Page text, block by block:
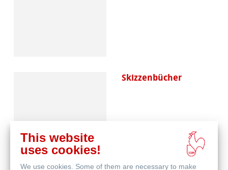
Skizzenbücher
This website
uses cookies!
We use cookies. Some of them are necessary to make